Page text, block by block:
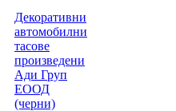
Декоративни
автомобилни
тасове
произведени
Ади Груп
ЕООД
(черни)